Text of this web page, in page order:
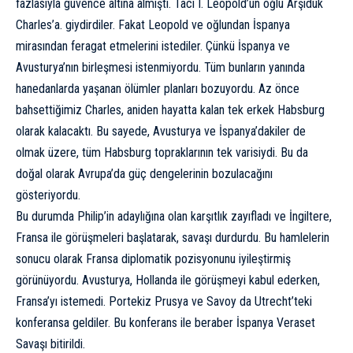
fazlasıyla güvence altına almıştı. Tacı I. Leopold’un oğlu Arşidük
Charles’a. giydirdiler. Fakat Leopold ve oğlundan İspanya
mirasından feragat etmelerini istediler. Çünkü İspanya ve
Avusturya’nın birleşmesi istenmiyordu. Tüm bunların yanında
hanedanlarda yaşanan ölümler planları bozuyordu. Az önce
bahsettiğimiz Charles, aniden hayatta kalan tek erkek Habsburg
olarak kalacaktı. Bu sayede, Avusturya ve İspanya’dakiler de
olmak üzere, tüm Habsburg topraklarının tek varisiydi. Bu da
doğal olarak Avrupa’da güç dengelerinin bozulacağını
gösteriyordu.
Bu durumda Philip’in adaylığına olan karşıtlık zayıfladı ve İngiltere,
Fransa ile görüşmeleri başlatarak, savaşı durdurdu. Bu hamlelerin
sonucu olarak Fransa diplomatik pozisyonunu iyileştirmiş
görünüyordu. Avusturya, Hollanda ile görüşmeyi kabul ederken,
Fransa’yı istemedi. Portekiz Prusya ve Savoy da Utrecht’teki
konferansa geldiler. Bu konferans ile beraber İspanya Veraset
Savaşı bitirildi.